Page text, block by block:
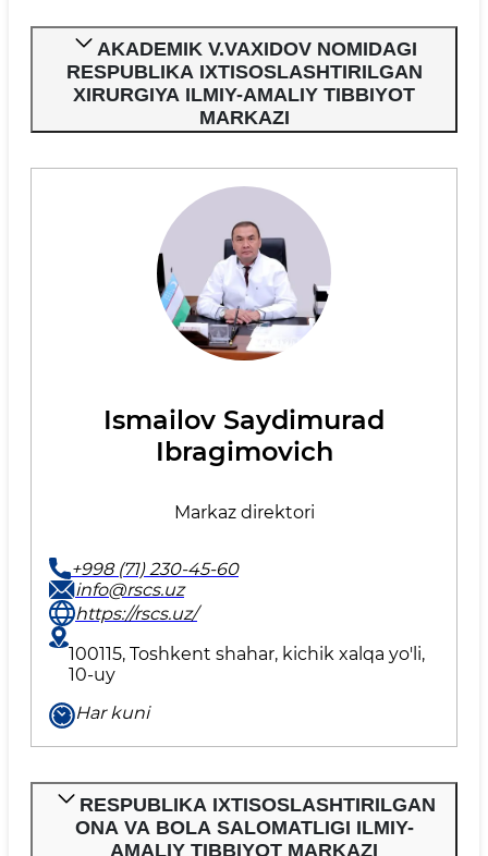
AKADEMIK V.VAXIDOV NOMIDAGI
RESPUBLIKA IXTISOSLASHTIRILGAN
XIRURGIYA ILMIY-AMALIY TIBBIYOT
MARKAZI
Ismailov Saydimurad
Ibragimovich
Markaz direktori
+998 (71) 230-45-60
info@rscs.uz
https://rscs.uz/
100115, Toshkent shahar, kichik xalqa yo'li,
10-uy
Har kuni
RESPUBLIKA IXTISOSLASHTIRILGAN
ONA VA BOLA SALOMATLIGI ILMIY-
AMALIY TIBBIYOT MARKAZI